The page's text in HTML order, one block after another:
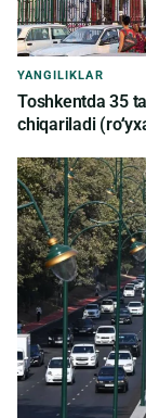
YANGILIKLAR
Toshkentda 35
chiqariladi